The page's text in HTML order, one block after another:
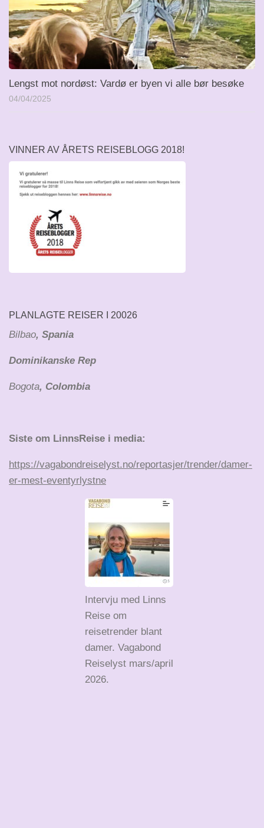
Lengst mot nordøst: Vardø er byen vi alle bør besøke
04/04/2025
VINNER AV ÅRETS REISEBLOGG 2018!
PLANLAGTE REISER I 20026
Bilbao, Spania
Dominikanske Rep
Bogota, Colombia
Siste om LinnsReise i media:
https://vagabondreiselyst.no/reportasjer/trender/damer-
er-mest-eventyrlystne
Intervju med Linns
Reise om
reisetrender blant
damer. Vagabond
Reiselyst mars/april
2026.